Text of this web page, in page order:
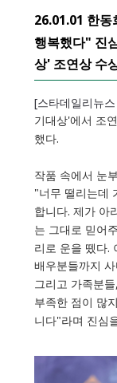
26.01.01 한
행복했다" 진
상' 조연상 수
[스타데일리뉴
기대상'에서 조
했다.
작품 속에서 눈
"너무 떨리는데
합니다. 제가 아
는 그대로 믿어
리로 운을 뗐다.
배우분들까지
그리고 가족분
부족한 점이 많
니다"라며 진심